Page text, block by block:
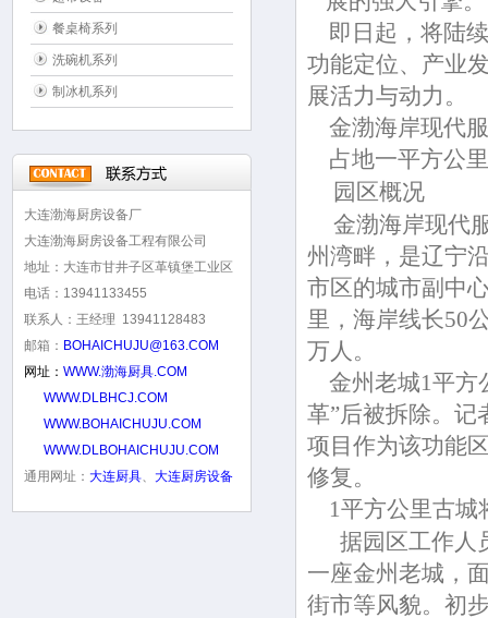
餐桌椅系列
洗碗机系列
制冰机系列
大连渤海厨房设备厂
大连渤海厨房设备工程有限公司
地址：大连市甘井子区革镇堡工业区
电话：13941133455
联系人：王经理 13941128483
邮箱： BOHAICHUJU@163.COM
网址： WWW.渤海厨具.COM
WWW.DLBHCJ.COM
WWW.BOHAICHUJU.COM
WWW.DLBOHAICHUJU.COM
通用网址： 大连厨具、 大连厨房设备
即日起，将陆
功能定位、产业
展活力与动力。
金渤海岸现代
占地一平方公
园区概况
金渤海岸现代
州湾畔，是辽宁
市区的城市副中
里，海岸线长50
万人。
金州老城1平方
革”后被拆除。记
项目作为该功能
修复。
1平方公里古城
据园区工作人
一座金州老城，
街市等风貌。初